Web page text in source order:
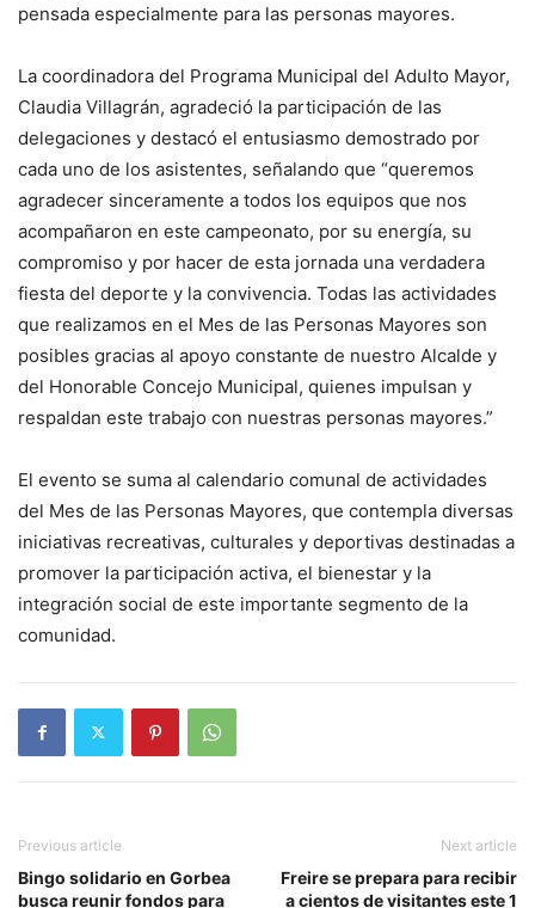
pensada especialmente para las personas mayores.
La coordinadora del Programa Municipal del Adulto Mayor,
Claudia Villagrán, agradeció la participación de las
delegaciones y destacó el entusiasmo demostrado por
cada uno de los asistentes, señalando que “queremos
agradecer sinceramente a todos los equipos que nos
acompañaron en este campeonato, por su energía, su
compromiso y por hacer de esta jornada una verdadera
fiesta del deporte y la convivencia. Todas las actividades
que realizamos en el Mes de las Personas Mayores son
posibles gracias al apoyo constante de nuestro Alcalde y
del Honorable Concejo Municipal, quienes impulsan y
respaldan este trabajo con nuestras personas mayores.”
El evento se suma al calendario comunal de actividades
del Mes de las Personas Mayores, que contempla diversas
iniciativas recreativas, culturales y deportivas destinadas a
promover la participación activa, el bienestar y la
integración social de este importante segmento de la
comunidad.
Previous article
Bingo solidario en Gorbea
busca reunir fondos para
Next article
Freire se prepara para recibir
a cientos de visitantes este 1